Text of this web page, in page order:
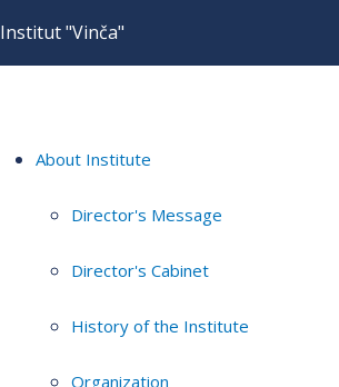
Institut "Vinča"
About Institute
Director's Message
Director's Cabinet
History of the Institute
Organization